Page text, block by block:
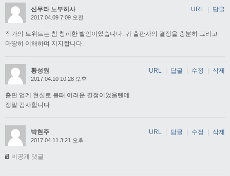
신무라 노부히사
2017.04.09 7:09 오전
작가의 트위트는 참 창피한 발언이었습니다. 귀 출판사의 결정을 충분히 그리고
마땅히 이해하며 지지합니다.
URL 답글
황성원
2017.04.10 10:28 오후
출판 업계 현실로 볼때 어려운 결정이었을텐데
정말 감사합니다
URL 답글 수정 삭제
박현주
2017.04.11 3:21 오후
비공개 댓글
URL | 답글 | 수정 | 삭제